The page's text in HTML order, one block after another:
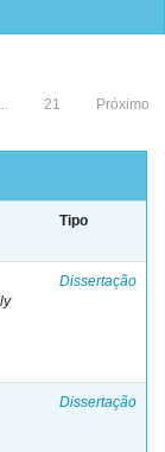
... 21 Próximo
Tipo
Dissertação
Dissertação